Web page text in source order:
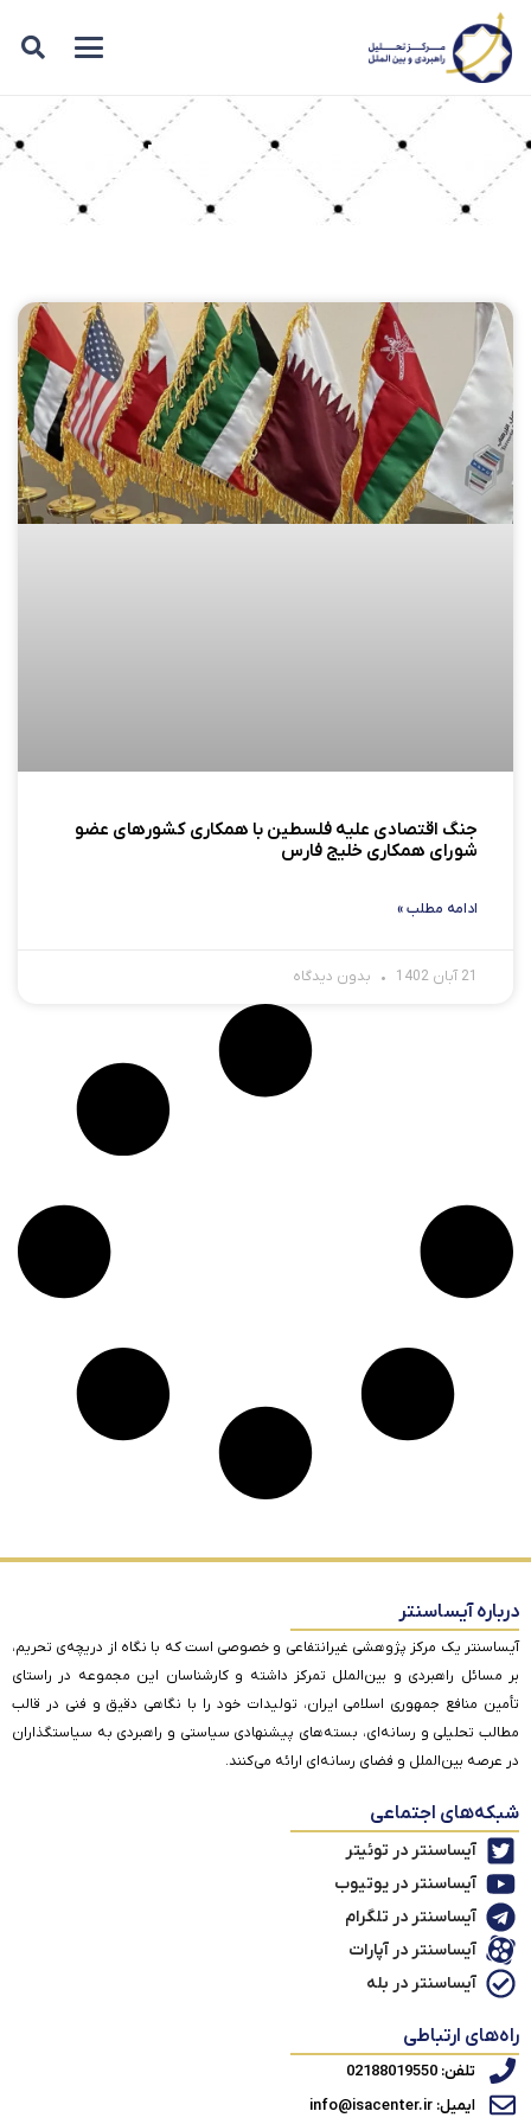
برچسب: جنگ اقتصادی
جنگ اقتصادی علیه فلسطین با همکاری کشورهای عضو
شورای همکاری خلیج فارس
ادامه مطلب »
21 آبان 1402 بدون دیدگاه
درباره آیساسنتر
آیساسنتر یک مرکز پژوهشی غیرانتفاعی و خصوصی است که با نگاه از دریچه‌ی تحریم،
بر مسائل راهبردی و بین‌الملل تمرکز داشته و کارشناسان این مجموعه در راستای
تأمین منافع جمهوری اسلامی ایران، تولیدات خود را با نگاهی دقیق و فنی در قالب
مطالب تحلیلی و رسانه‌ای، بسته‌های پیشنهادی سیاستی و راهبردی به سیاستگذاران
در عرصه بین‌الملل و فضای رسانه‌ای ارائه می‌کنند.
شبکه‌های اجتماعی
آیساسنتر در توئیتر
آیساسنتر در یوتیوب
آیساسنتر در تلگرام
آیساسنتر در آپارات
آیساسنتر در بله
راه‌های ارتباطی
تلفن: 02188019550
ایمیل: info@isacenter.ir